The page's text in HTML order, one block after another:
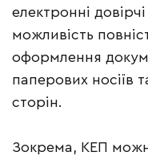
електронні
можливість
оформлення
паперових носіїв
сторін.
Зокрема, КЕП